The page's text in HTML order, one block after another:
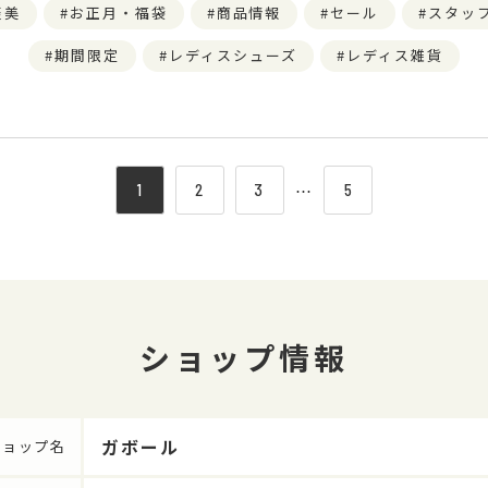
お正月・福袋 商品情報 セール スタッ
期間限定 レディスシューズ レディス雑貨
1 2 3 ⋯ 5
ショップ情報
ップ名 ガボール